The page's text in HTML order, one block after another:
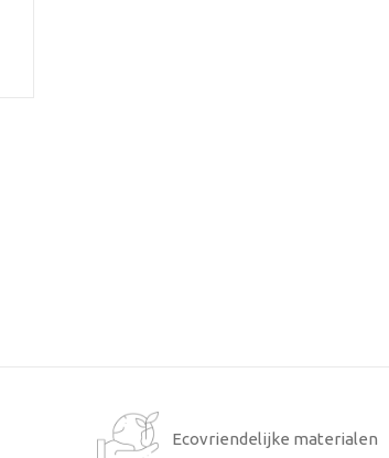
Ecovriendelijke materialen